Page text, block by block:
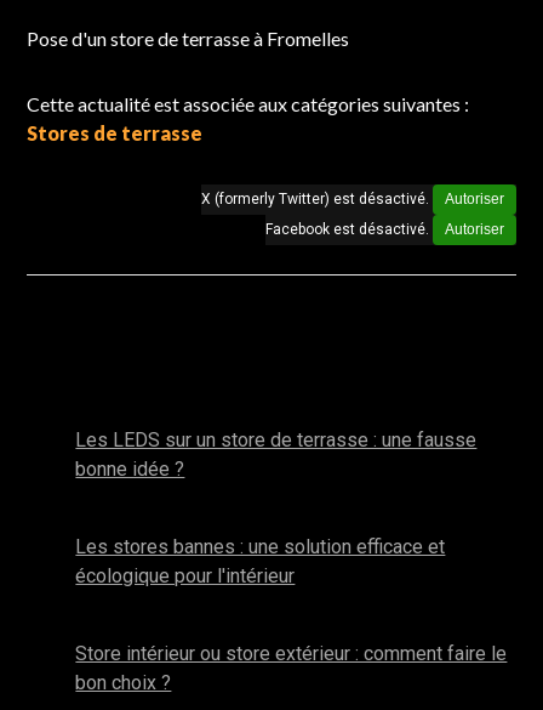
Pose d'un store de terrasse à Fromelles
Cette actualité est associée aux catégories suivantes :
Stores de terrasse
X (formerly Twitter) est désactivé.
Autoriser
Facebook est désactivé.
Autoriser
Les LEDS sur un store de terrasse : une fausse
bonne idée ?
Les stores bannes : une solution efficace et
écologique pour l'intérieur
Store intérieur ou store extérieur : comment faire le
bon choix ?